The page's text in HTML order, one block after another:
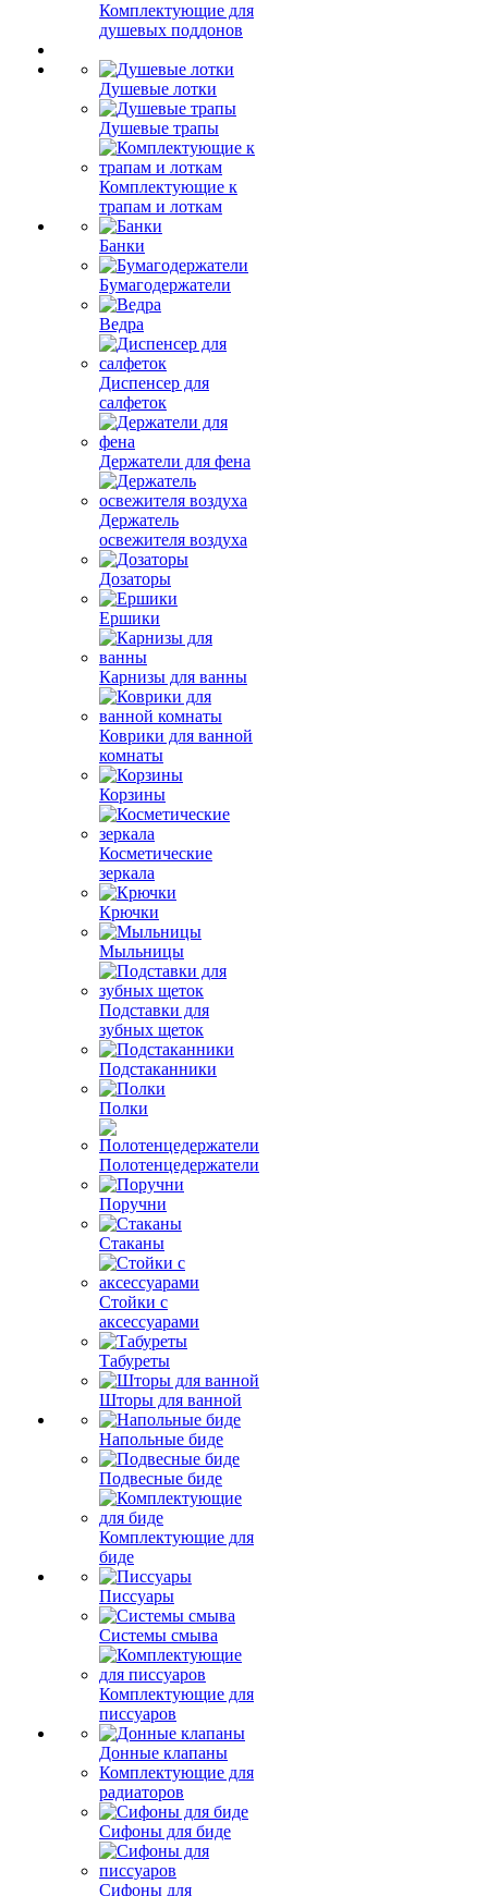
Комплектующие для
душевых поддонов
Душевые лотки
Душевые трапы
Комплектующие к
трапам и лоткам
Банки
Бумагодержатели
Ведра
Диспенсер для
салфеток
Держатели для фена
Держатель
освежителя воздуха
Дозаторы
Ершики
Карнизы для ванны
Коврики для ванной
комнаты
Корзины
Косметические
зеркала
Крючки
Мыльницы
Подставки для
зубных щеток
Подстаканники
Полки
Полотенцедержатели
Поручни
Стаканы
Стойки с
аксессуарами
Табуреты
Шторы для ванной
Напольные биде
Подвесные биде
Комплектующие для
биде
Писсуары
Системы смыва
Комплектующие для
писсуаров
Донные клапаны
Комплектующие для
радиаторов
Сифоны для биде
Сифоны для